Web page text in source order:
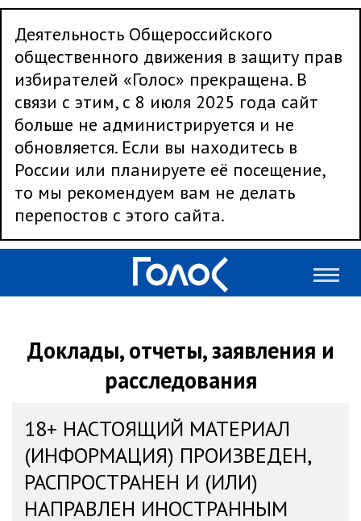
Деятельность Общероссийского
общественного движения в защиту прав
избирателей «Голос» прекращена. В
связи с этим, с 8 июля 2025 года сайт
больше не администрируется и не
обновляется. Если вы находитесь в
России или планируете её посещение,
то мы рекомендуем вам не делать
перепостов с этого сайта.
Доклады, отчеты, заявления и
расследования
18+ НАСТОЯЩИЙ МАТЕРИАЛ
(ИНФОРМАЦИЯ) ПРОИЗВЕДЕН,
РАСПРОСТРАНЕН И (ИЛИ)
НАПРАВЛЕН ИНОСТРАННЫМ